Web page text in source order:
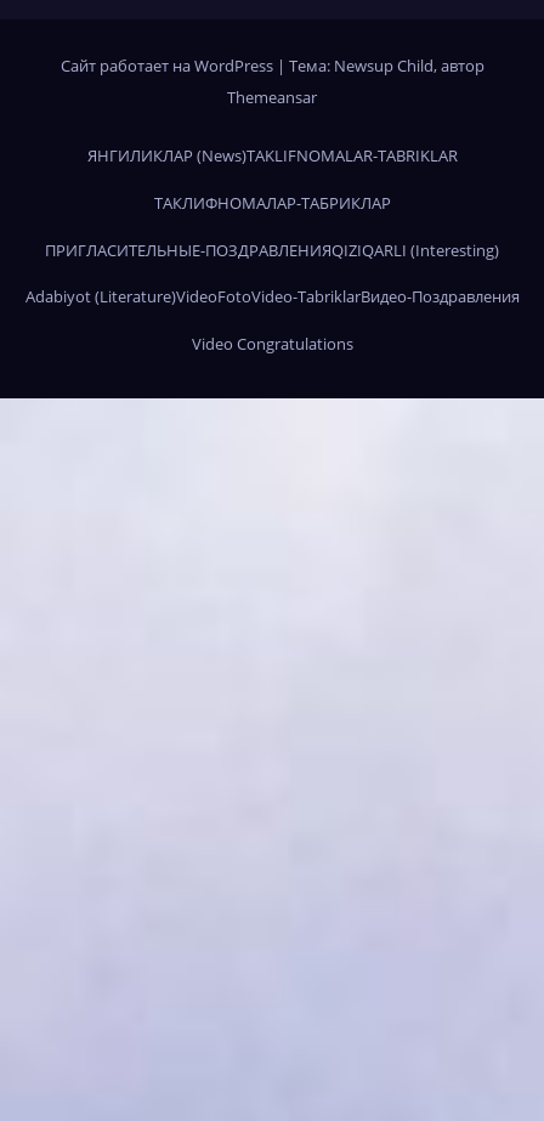
Сайт работает на WordPress | Тема: Newsup Child, автор
Themeansar
ЯНГИЛИКЛАР (News)TAKLIFNOMALAR-TABRIKLAR
ТАКЛИФНОМАЛАР-ТАБРИКЛАР
ПРИГЛАСИТЕЛЬНЫЕ-ПОЗДРАВЛЕНИЯQIZIQARLI (Interesting)
Adabiyot (Literature)VideoFotoVideo-TabriklarВидео-Поздравления
Video Congratulations